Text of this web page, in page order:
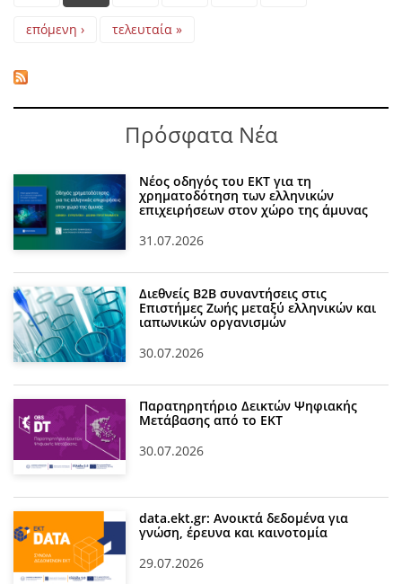
επόμενη › τελευταία »
Πρόσφατα Νέα
Νέος οδηγός του ΕΚΤ για τη
χρηματοδότηση των ελληνικών
επιχειρήσεων στον χώρο της άμυνας
31.07.2026
Διεθνείς Β2Β συναντήσεις στις
Επιστήμες Ζωής μεταξύ ελληνικών και
ιαπωνικών οργανισμών
30.07.2026
Παρατηρητήριο Δεικτών Ψηφιακής
Μετάβασης από το ΕΚΤ
30.07.2026
data.ekt.gr: Ανοικτά δεδομένα για
γνώση, έρευνα και καινοτομία
29.07.2026